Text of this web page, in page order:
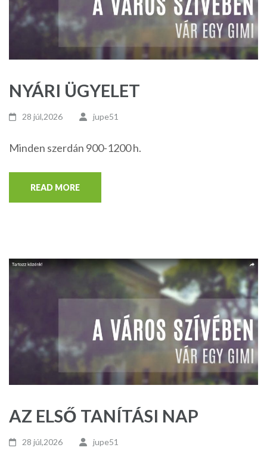
NYÁRI ÜGYELET
28 júl,2026 jupe51
Minden szerdán 900-1200 h.
READ MORE
AZ ELSŐ TANÍTÁSI NAP
28 júl,2026 jupe51